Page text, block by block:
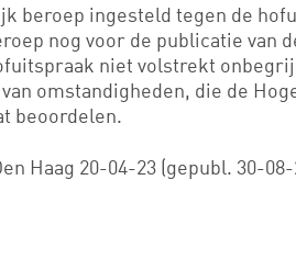
beroep ingesteld tegen de
nog voor de publicatie van
niet volstrekt
omstandigheden, die de
beoordelen.
Haag 20-04-23 (gepubl. 30-08-